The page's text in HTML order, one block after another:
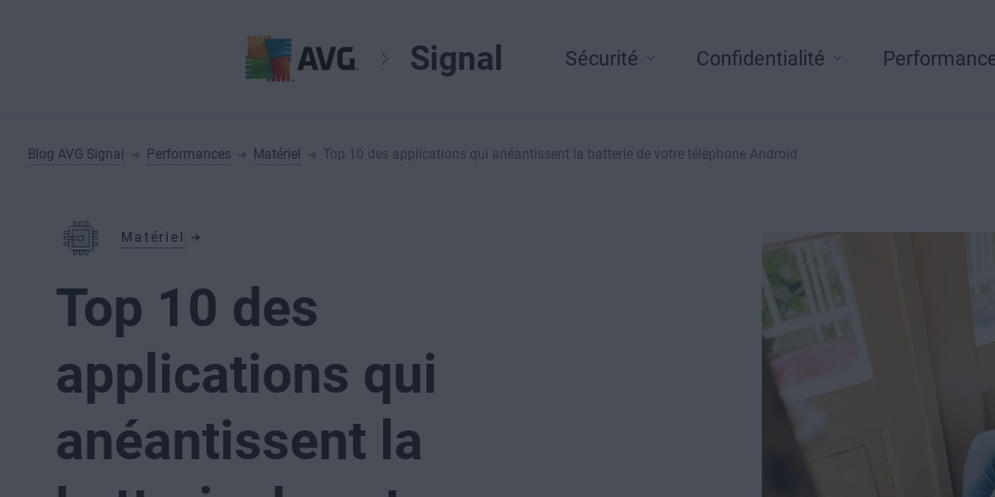
Signal Sécurité Confidentialité
Blog AVG Signal Performances Matériel Top 10 des applications qui anéantissent la batterie de votre téléphone Android
Matériel
Top 10 des
applications qui
anéantissent la